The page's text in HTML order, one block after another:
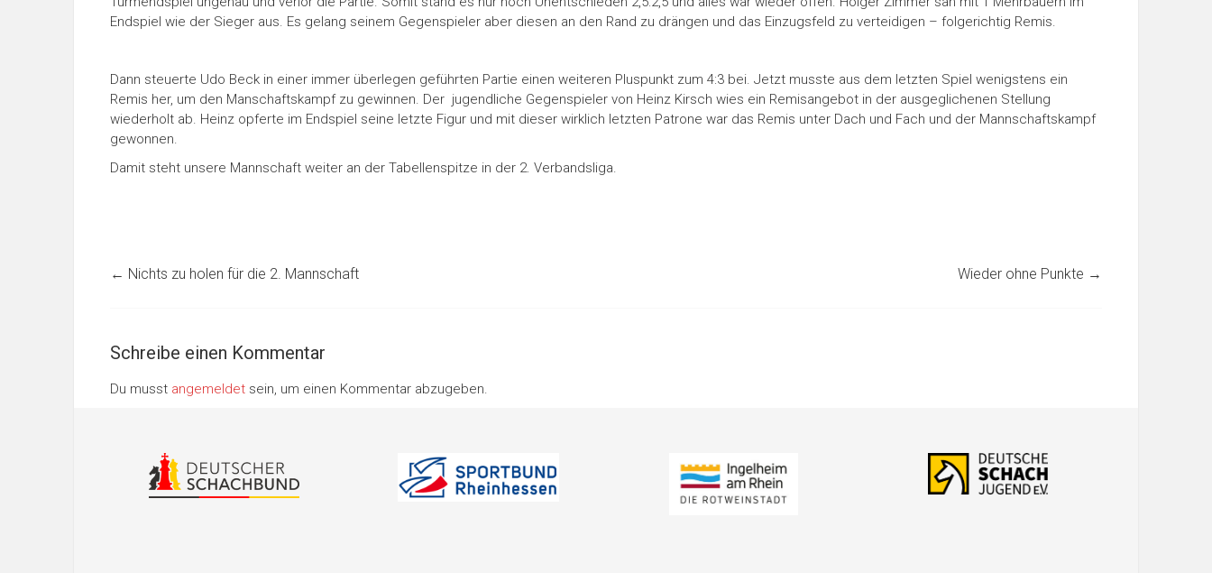
Endspiel wie der Sieger aus. Es gelang seinem Gegenspieler aber diesen an den Rand zu drängen und das Einzugsfeld zu verteidigen – folgerichtig Remis.
Dann steuerte Udo Beck in einer immer überlegen geführten Partie einen weiteren Pluspunkt zum 4:3 bei. Jetzt musste aus dem letzten Spiel wenigstens ein
Remis her, um den Manschaftskampf zu gewinnen. Der jugendliche Gegenspieler von Heinz Kirsch wies ein Remisangebot in der ausgeglichenen Stellung
wiederholt ab. Heinz opferte im Endspiel seine letzte Figur und mit dieser wirklich letzten Patrone war das Remis unter Dach und Fach und der Mannschaftskampf
gewonnen.
Damit steht unsere Mannschaft weiter an der Tabellenspitze in der 2. Verbandsliga.
← Nichts zu holen für die 2. Mannschaft Wieder ohne Punkte →
Schreibe einen Kommentar
Du musst angemeldet sein, um einen Kommentar abzugeben.